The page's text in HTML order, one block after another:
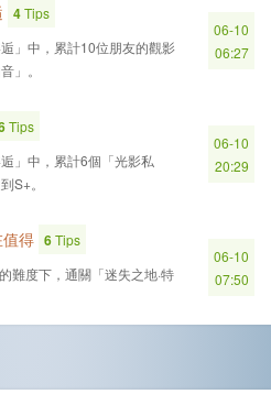
4Tips
」中，累計10位朋友的觀影
」。
06-10
06:27
Tips
」中，累計6個「光影私
S+。
06-10
20:29
得 6Tips
難度下，通關「迷失之地·特
06-10
07:50